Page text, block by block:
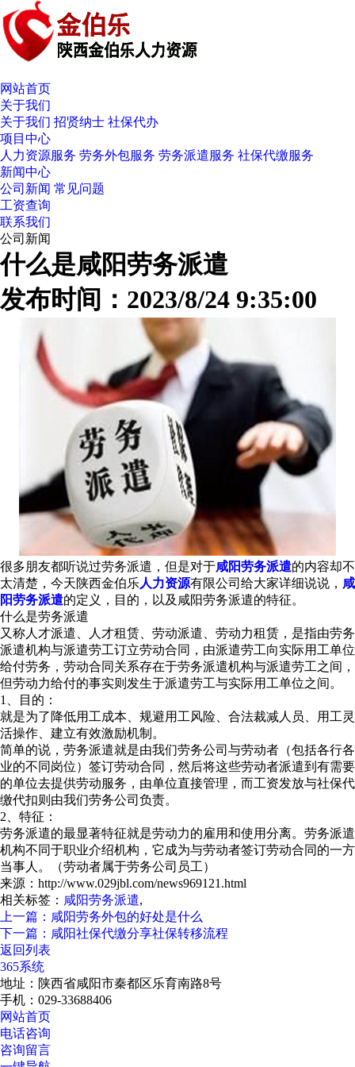
网站首页
关于我们
关于我们 招贤纳士 社保代办
项目中心
人力资源服务 劳务外包服务 劳务派遣服务 社保代缴服务
新闻中心
公司新闻 常见问题
工资查询
联系我们
公司新闻
什么是咸阳劳务派遣
发布时间：2023/8/24 9:35:00
很多朋友都听说过劳务派遣，但是对于咸阳劳务派遣的内容却不
太清楚，今天陕西金伯乐人力资源有限公司给大家详细说说， 咸
阳劳务派遣的定义，目的，以及咸阳劳务派遣的特征。
什么是劳务派遣
又称人才派遣、人才租赁、劳动派遣、劳动力租赁，是指由劳务
派遣机构与派遣劳工订立劳动合同，由派遣劳工向实际用工单位
给付劳务，劳动合同关系存在于劳务派遣机构与派遣劳工之间，
但劳动力给付的事实则发生于派遣劳工与实际用工单位之间。
1、目的：
就是为了降低用工成本、规避用工风险、合法裁减人员、用工灵
活操作、建立有效激励机制。
简单的说，劳务派遣就是由我们劳务公司与劳动者（包括各行各
业的不同岗位）签订劳动合同，然后将这些劳动者派遣到有需要
的单位去提供劳动服务，由单位直接管理，而工资发放与社保代
缴代扣则由我们劳务公司负责。
2、特征：
劳务派遣的最显著特征就是劳动力的雇用和使用分离。劳务派遣
机构不同于职业介绍机构，它成为与劳动者签订劳动合同的一方
当事人。（劳动者属于劳务公司员工）
来源：http://www.029jbl.com/news969121.html
相关标签： 咸阳劳务派遣,
上一篇：咸阳劳务外包的好处是什么
下一篇：咸阳社保代缴分享社保转移流程
返回列表
365系统
地址：陕西省咸阳市秦都区乐育南路8号
手机：029-33688406
网站首页
电话咨询
咨询留言